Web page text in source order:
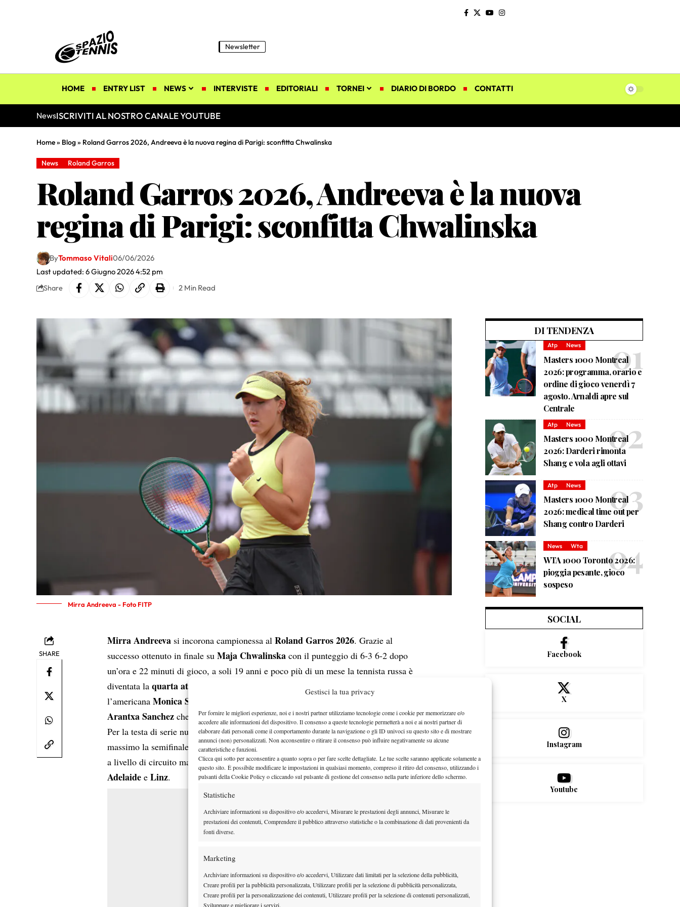
Gestisci la tua privacy
Per fornire le migliori esperienze, noi e i nostri partner utilizziamo tecnologie come i cookie per memorizzare e/o
accedere alle informazioni del dispositivo. Il consenso a queste tecnologie permetterà a noi e ai nostri partner di
elaborare dati personali come il comportamento durante la navigazione o gli ID univoci su questo sito e di mostrare
annunci (non) personalizzati. Non acconsentire o ritirare il consenso può influire negativamente su alcune
caratteristiche e funzioni.
Clicca qui sotto per acconsentire a quanto sopra o per fare scelte dettagliate. Le tue scelte saranno applicate solamente a
questo sito. È possibile modificare le impostazioni in qualsiasi momento, compreso il ritiro del consenso, utilizzando i
pulsanti della Cookie Policy o cliccando sul pulsante di gestione del consenso nella parte inferiore dello schermo.
Statistiche
Archiviare informazioni su dispositivo e/o accedervi, Misurare le prestazioni degli annunci, Misurare le
prestazioni dei contenuti, Comprendere il pubblico attraverso statistiche o la combinazione di dati provenienti da
fonti diverse.
Marketing
Archiviare informazioni su dispositivo e/o accedervi, Utilizzare dati limitati per la selezione della pubblicità,
Creare profili per la pubblicità personalizzata, Utilizzare profili per la selezione di pubblicità personalizzata,
Creare profili per la personalizzazione dei contenuti, Utilizzare profili per la selezione di contenuti personalizzati,
Sviluppare e migliorare i servizi.
Newsletter
HOME ENTRY LIST NEWS INTERVISTE EDITORIALI TORNEI DIARIO DI BORDO CONTATTI
NewsISCRIVITI AL NOSTRO CANALE YOUTUBE
Home» Blog» Roland Garros 2026, Andreeva è la nuova regina di Parigi: sconfitta Chwalinska
News Roland Garros
Roland Garros 2026, Andreeva è la nuova
regina di Parigi: sconfitta Chwalinska
Last updated: 6 Giugno 2026 4:52 pm
ByTommaso Vitali06/06/2026
Share 2 Min Read
Mirra Andreeva - Foto FITP
SHARE
Mirra Andreeva si incorona campionessa alRoland Garros 2026. Grazie al
successo ottenuto in finale suMaja Chwalinska con il punteggio di 6-3 6-2 dopo
un’ora e 22 minuti di gioco, a soli 19 anni e poco più di un mese la tennista russa è
diventata laquarta atleta più giovane a conquistare il titolo di Parigi
l’americanaMonica Seles
Arantxa Sanchez che ci riuscì a 17 anni e 5 mesi eSteffi Grafa 17 anni e 11 mesi.
Per la testa di serie numero 8 del tabellone, che al Roland Garros aveva raggiunto al
massimo la semifinale nel 2024, si tratta del primo Slam in carriera e del sesto titolo
a livello di circuito maggiore oltre al terzo sigillo stagionale dopo iWTA 500 di
Adelaide eLinz.
DI TENDENZA
Atp News
Masters 1000 Montreal
2026: programma, orario e
ordine di gioco venerdì 7
agosto. Arnaldi apre sul
Centrale
Atp News
Masters 1000 Montreal
2026: Darderi rimonta
Shang e vola agli ottavi
Atp News
Masters 1000 Montreal
2026: medical time out per
Shang contro Darderi
News Wta
WTA 1000 Toronto 2026:
pioggia pesante, gioco
sospeso
SOCIAL
Facebook
X
Instagram
Youtube